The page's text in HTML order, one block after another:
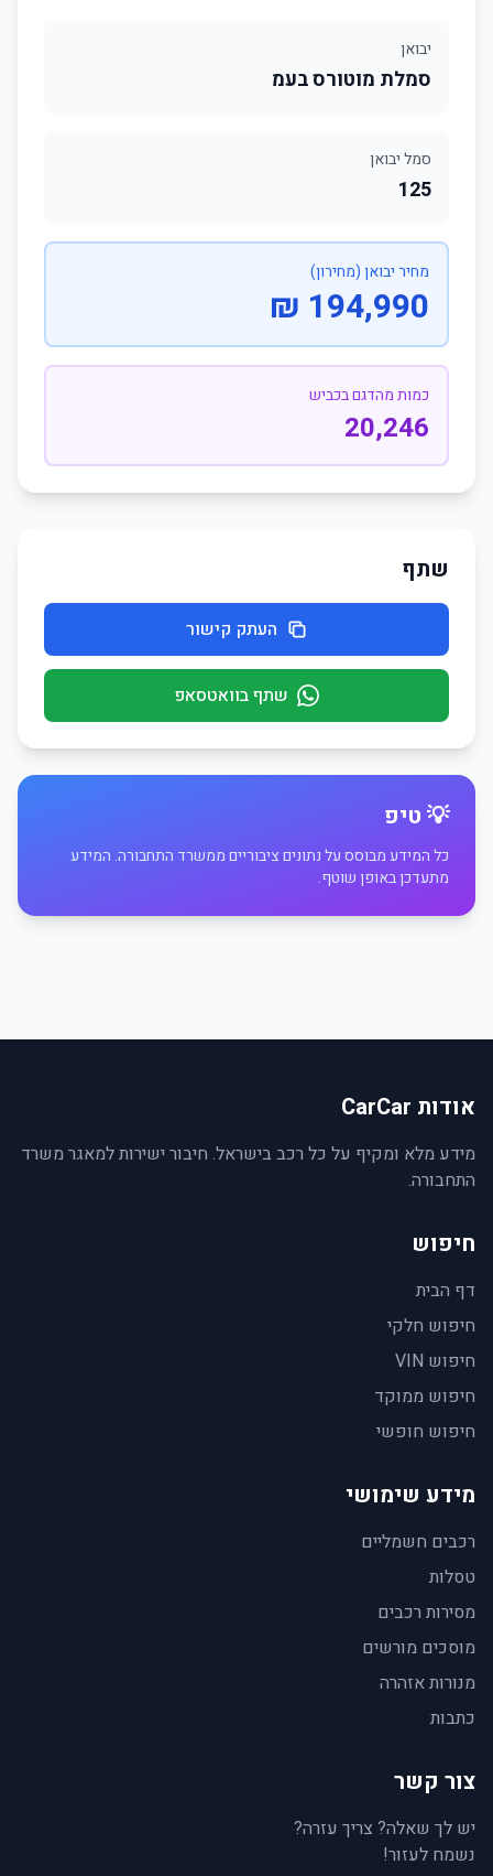
יבואן
סמלת מוטורס בעמ
סמל יבואן
125
מחיר יבואן (מחירון)
194,990 ₪
כמות מהדגם בכביש
20,246
שתף
העתק קישור
שתף בוואטסאפ
💡 טיפ
כל המידע מבוסס על נתונים ציבוריים ממשרד התחבורה. המידע
מתעדכן באופן שוטף.
אודות CarCar
מידע מלא ומקיף על כל רכב בישראל. חיבור ישירות למאגר משרד
התחבורה.
חיפוש
דף הבית
חיפוש חלקי
חיפוש VIN
חיפוש ממוקד
חיפוש חופשי
מידע שימושי
רכבים חשמליים
טסלות
מסירות רכבים
מוסכים מורשים
מנורות אזהרה
כתבות
צור קשר
יש לך שאלה? צריך עזרה?
נשמח לעזור!